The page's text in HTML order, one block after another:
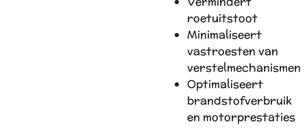
roetuitstoot
Minimaliseert
vastroesten van
verstelmechanismen
Optimaliseert
brandstofverbruik
en motorprestaties